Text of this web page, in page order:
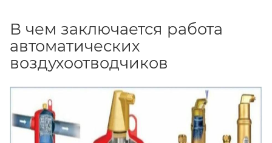
В чем заключается работа
автоматических
воздухоотводчиков